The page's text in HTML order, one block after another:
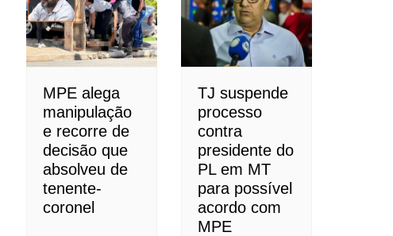
MPE alega
manipulação
e recorre de
decisão que
absolveu de
tenente-
coronel
TJ suspende
processo
contra
presidente do
PL em MT
para possível
acordo com
MPE